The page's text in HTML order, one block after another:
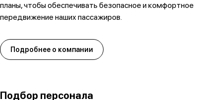
планы, чтобы обеспечивать безопасное и комфортное
передвижение наших пассажиров.
Подробнее о компании
Подбор персонала